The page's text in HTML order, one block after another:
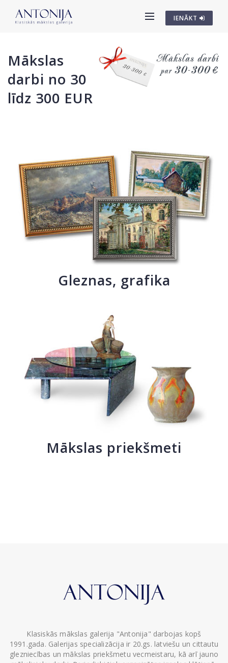
IENĀKT
Mākslas
darbi no 30
līdz 300 EUR
Gleznas, grafika
Mākslas priekšmeti
Klasiskās mākslas galerija "Antonija" darbojas kopš
1991.gada. Galerijas specializācija ir 20.gs. latviešu un cittautu
glezniecības un mākslas priekšmetu vecmeistaru, kā arī jauno